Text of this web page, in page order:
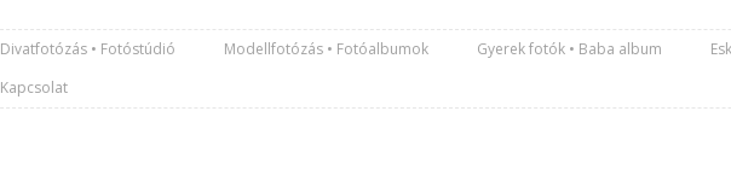
Divatfotózás • Fotóstúdió Modellfotózás • Fotóalbumok Gyerek fotók • Baba album
Kapcsolat